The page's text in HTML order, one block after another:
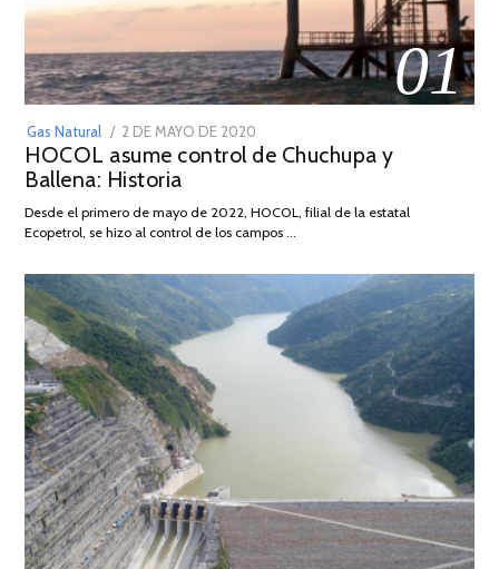
01
Gas Natural
POSTED
ON
2 DE MAYO DE 2020
DE
2026
HOCOL asume control de Chuchupa y
Ballena: Historia
Desde el primero de mayo de 2022, HOCOL, filial de la estatal
Ecopetrol, se hizo al control de los campos …